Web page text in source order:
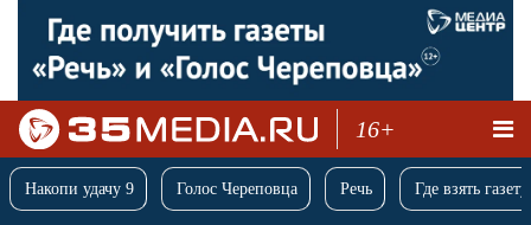
16+
Накопи удачу 9 Голос Череповца Речь Где взять